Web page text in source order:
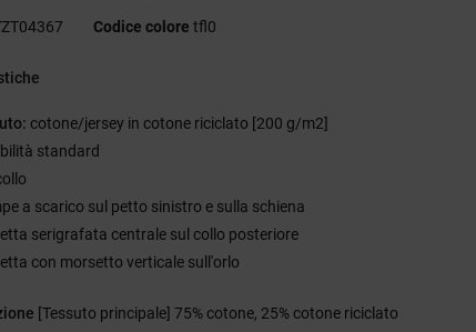
Codice colore tfl0
cotone/jersey in cotone riciclato [200 g/m2]
standard
a scarico sul petto sinistro e sulla schiena
serigrafata centrale sul collo posteriore
con morsetto verticale sull'orlo
[Tessuto principale] 75% cotone, 25% cotone riciclato